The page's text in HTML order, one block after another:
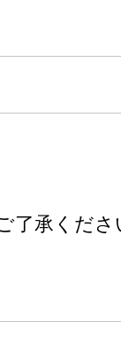
了承くださ